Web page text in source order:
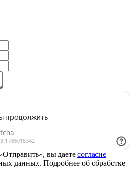
вы даете согласие
данных. Подробнее об обработке